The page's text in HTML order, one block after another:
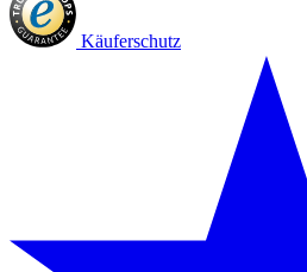
Käuferschutz